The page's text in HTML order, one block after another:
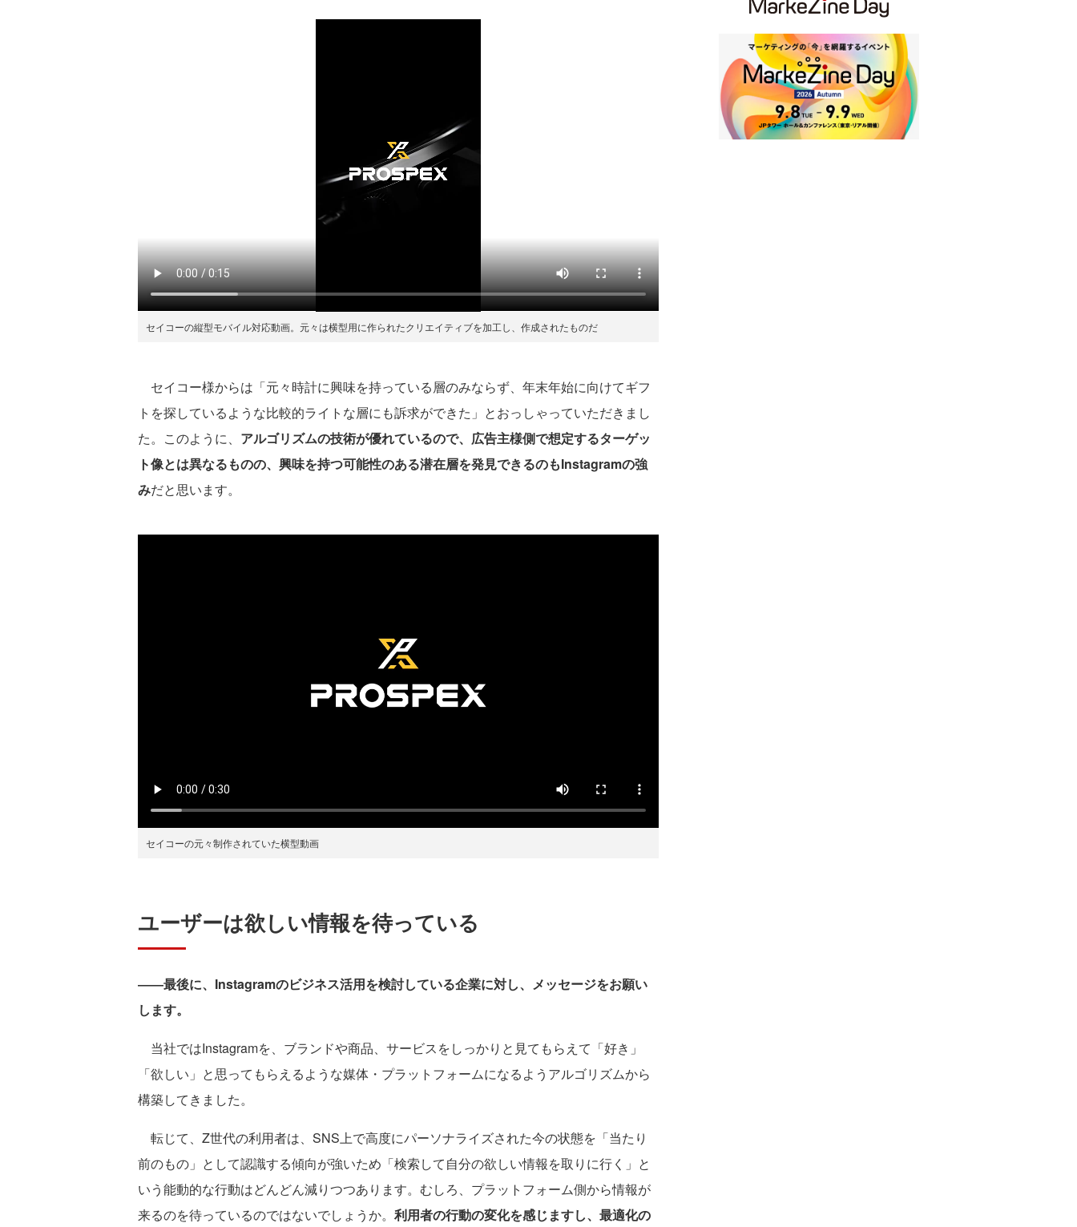
セイコーの縦型モバイル対応動画。元々は横型用に作られたクリエイティブを加工し、作成されたものだ
セイコー様からは「元々時計に興味を持っている層のみならず、年末年始に向けてギフ
トを探しているような比較的ライトな層にも訴求ができた」とおっしゃっていただきまし
た。このように、 アルゴリズムの技術が優れているので、広告主様側で想定するターゲッ
ト像とは異なるものの、興味を持つ可能性のある潜在層を発見できるのもInstagramの強
みだと思います。
セイコーの元々制作されていた横型動画
ユーザーは欲しい情報を待っている
――最後に、Instagramのビジネス活用を検討している企業に対し、メッセージをお願い
します。
当社ではInstagramを、ブランドや商品、サービスをしっかりと見てもらえて「好き」
「欲しい」と思ってもらえるような媒体・プラットフォームになるようアルゴリズムから
構築してきました。
転じて、Z世代の利用者は、SNS上で高度にパーソナライズされた今の状態を「当たり
前のもの」として認識する傾向が強いため「検索して自分の欲しい情報を取りに行く」と
いう能動的な行動はどんどん減りつつあります。むしろ、プラットフォーム側から情報が
来るのを待っているのではないでしょうか。 利用者の行動の変化を感じますし、最適化の